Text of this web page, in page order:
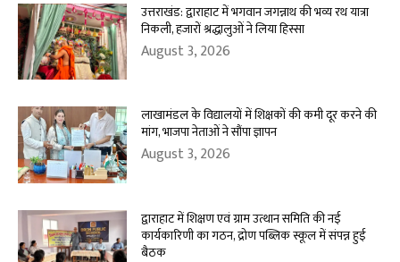
उत्तराखंड: द्वाराहाट में भगवान जगन्नाथ की भव्य रथ यात्रा
निकली, हजारों श्रद्धालुओं ने लिया हिस्सा
August 3, 2026
लाखामंडल के विद्यालयों में शिक्षकों की कमी दूर करने की
मांग, भाजपा नेताओं ने सौंपा ज्ञापन
August 3, 2026
द्वाराहाट में शिक्षण एवं ग्राम उत्थान समिति की नई
कार्यकारिणी का गठन, द्रोण पब्लिक स्कूल में संपन्न हुई
बैठक